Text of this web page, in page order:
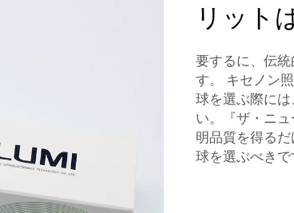
リット
要するに、伝
す。 キセノン
球を選ぶ際に
い。『ザ・ニ
明品質を得る
球を選ぶべきで